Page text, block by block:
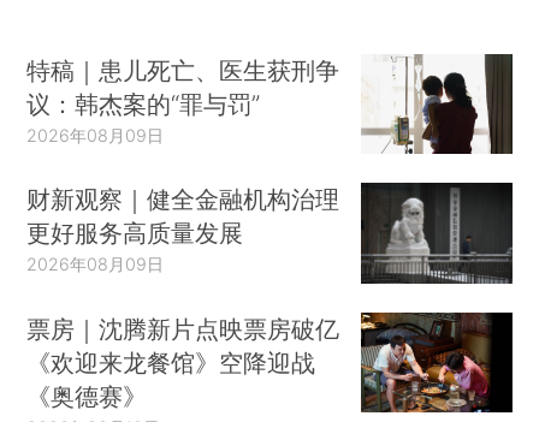
特稿｜患儿死亡、医生获刑争
议：韩杰案的“罪与罚”
2026年08月09日
财新观察｜健全金融机构治理
更好服务高质量发展
2026年08月09日
票房｜沈腾新片点映票房破亿
《欢迎来龙餐馆》空降迎战
《奥德赛》